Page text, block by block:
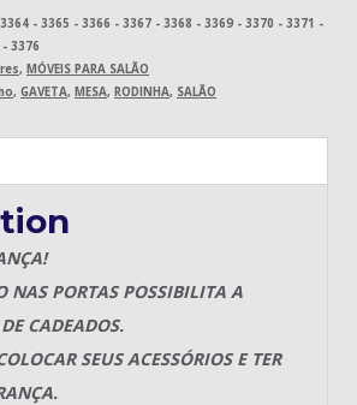
- 3365 - 3366 - 3367 - 3368 - 3369 - 3370 - 3371 -
3376
, MÓVEIS PARA SALÃO
, GAVETA, MESA, RODINHA, SALÃO
NAS PORTAS POSSIBILITA A
CADEADOS.
SEUS ACESSÓRIOS E TER